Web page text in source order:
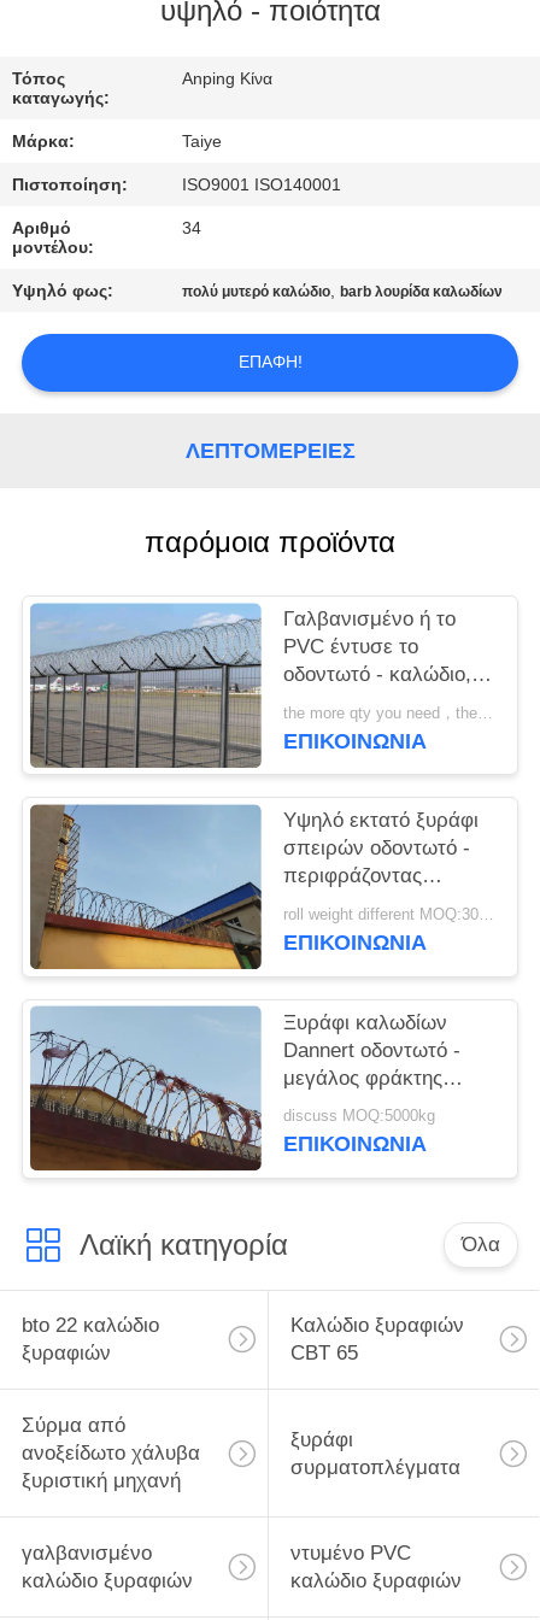
ΜΑΣ
ΕΛΆΤΕ
ΕΠΑΦΉ
ΜΕ
ΖΗΤΉΣΤΕ
SITEMAP
PRIVACY
POLICY
υψηλό - ποιότητα
Τόπος
καταγωγής:
Anping Κίνα
Μάρκα: Taiye
Πιστοποίηση: ISO9001 ISO140001
Αριθμό
μοντέλου:
34
Υψηλό φως: πολύ μυτερό καλώδιο,barb λουρίδα καλωδίων
ΕΠΑΦΉ!
ΛΕΠΤΟΜΈΡΕΙΕΣ
παρόμοια προϊόντα
Γαλβανισμένο ή το
PVC έντυσε το
οδοντωτό - καλώδιο,
κονσερτίνα οδοντωτή -
καλώδιο ξυραφιών
the more qty you need，the cheaper price is MOQ:200 ρόλοι
ΕΠΙΚΟΙΝΩΝΙΑ
Υψηλό εκτατό ξυράφι
σπειρών οδοντωτό -
περιφράζοντας
καλώδιο κονσερτινών
ξυραφιών καλωδίων
roll weight different MOQ:3000M
ΕΠΙΚΟΙΝΩΝΙΑ
Ξυράφι καλωδίων
Dannert οδοντωτό -
μεγάλος φράκτης
καλωδίων λεπίδων
σπειρών εμποδίων
discuss MOQ:5000kg
ΕΠΙΚΟΙΝΩΝΙΑ
Λαϊκή κατηγορία Όλα
bto 22 καλώδιο
ξυραφιών
Καλώδιο ξυραφιών
CBT 65
Σύρμα από
ανοξείδωτο χάλυβα
ξυριστική μηχανή
ξυράφι
συρματοπλέγματα
γαλβανισμένο
καλώδιο ξυραφιών
ντυμένο PVC
καλώδιο ξυραφιών